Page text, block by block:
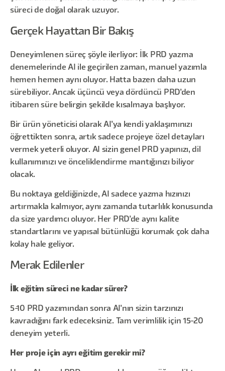
süreci de doğal olarak uzuyor.
Gerçek Hayattan Bir Bakış
Deneyimlenen süreç şöyle ilerliyor: İlk PRD yazma
denemelerinde AI ile geçirilen zaman, manuel yazımla
hemen hemen aynı oluyor. Hatta bazen daha uzun
sürebiliyor. Ancak üçüncü veya dördüncü PRD'den
itibaren süre belirgin şekilde kısalmaya başlıyor.
Bir ürün yöneticisi olarak AI'ya kendi yaklaşımınızı
öğrettikten sonra, artık sadece projeye özel detayları
vermek yeterli oluyor. AI sizin genel PRD yapınızı, dil
kullanımınızı ve önceliklendirme mantığınızı biliyor
olacak.
Bu noktaya geldiğinizde, AI sadece yazma hızınızı
artırmakla kalmıyor, aynı zamanda tutarlılık konusunda
da size yardımcı oluyor. Her PRD'de aynı kalite
standartlarını ve yapısal bütünlüğü korumak çok daha
kolay hale geliyor.
Merak Edilenler
İlk eğitim süreci ne kadar sürer?
5-10 PRD yazımından sonra AI'nın sizin tarzınızı
kavradığını fark edeceksiniz. Tam verimlilik için 15-20
deneyim yeterli.
Her proje için ayrı eğitim gerekir mi?